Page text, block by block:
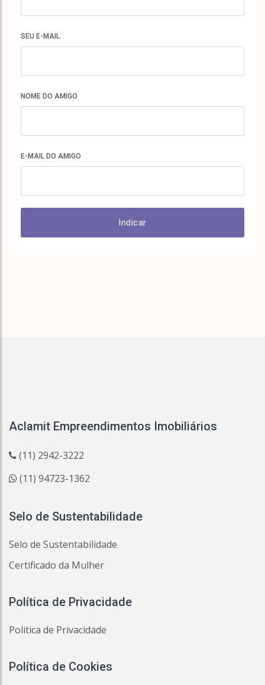
SEU E-MAIL
NOME DO AMIGO
E-MAIL DO AMIGO
Indicar
Aclamit Empreendimentos Imobiliários
(11) 2942-3222
(11) 94723-1362
Selo de Sustentabilidade
Selo de Sustentabilidade
Certificado da Mulher
Política de Privacidade
Politica de Privacidade
Política de Cookies